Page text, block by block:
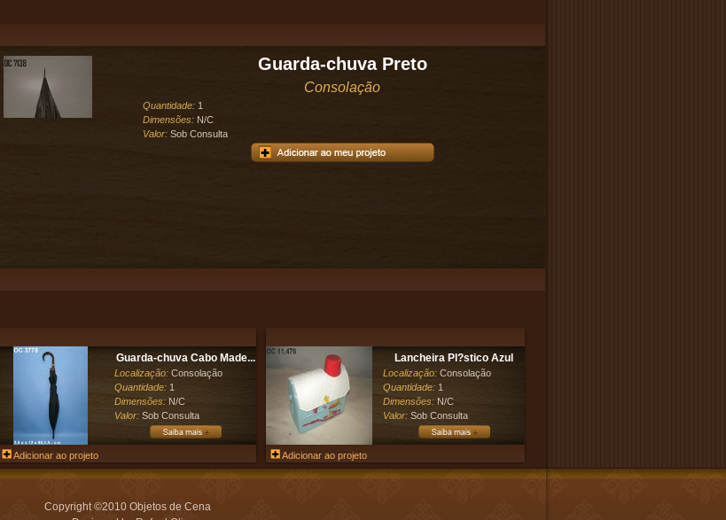
Guarda-chuva Preto
Consolação
Quantidade: 1
Dimensões: N/C
Valor: Sob Consulta
Guarda-chuva Cabo Made...
Localização: Consolação
Quantidade: 1
Dimensões: N/C
Valor: Sob Consulta
Adicionar ao projeto
Lancheira Pl?stico Azul
Localização: Consolação
Quantidade: 1
Dimensões: N/C
Valor: Sob Consulta
Adicionar ao projeto
Copyright ©2010 Objetos de Cena